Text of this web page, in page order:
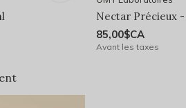
Nectar Précieux
85,00$CA
Avant les taxes